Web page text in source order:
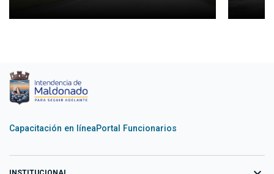
Capacitación en líneaPortal Funcionarios